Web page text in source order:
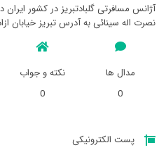
آژانس مسافرتی گلبادتبريز در کشور
نصرت اله سینائی به آدرس تبریز خیابان ازادی
مدال ها
0
نکته و جواب
0
پست الکترونیکی